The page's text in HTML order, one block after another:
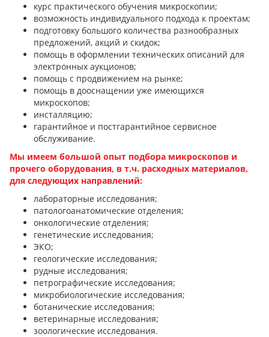
курс практического обучения микроскопии;
возможность индивидуального подхода к проектам;
подготовку большого количества разнообразных
предложений, акций и скидок;
помощь в оформлении технических описаний для
электронных аукционов;
помощь с продвижением на рынке;
помощь в дооснащении уже имеющихся
микроскопов;
инсталляцию;
гарантийное и постгарантийное сервисное
обслуживание.
Мы имеем большой опыт подбора микроскопов и
прочего оборудования, в т.ч. расходных материалов,
для следующих направлений:
лабораторные исследования;
патологоанатомические отделения;
онкологические отделения;
генетические исследования;
ЭКО;
геологические исследования;
рудные исследования;
петрографические исследования;
микробиологические исследования;
ботанические исследования;
ветеринарные исследования;
зоологические исследования.